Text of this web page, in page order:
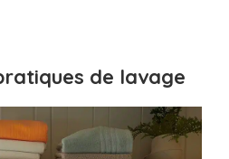
de lavage